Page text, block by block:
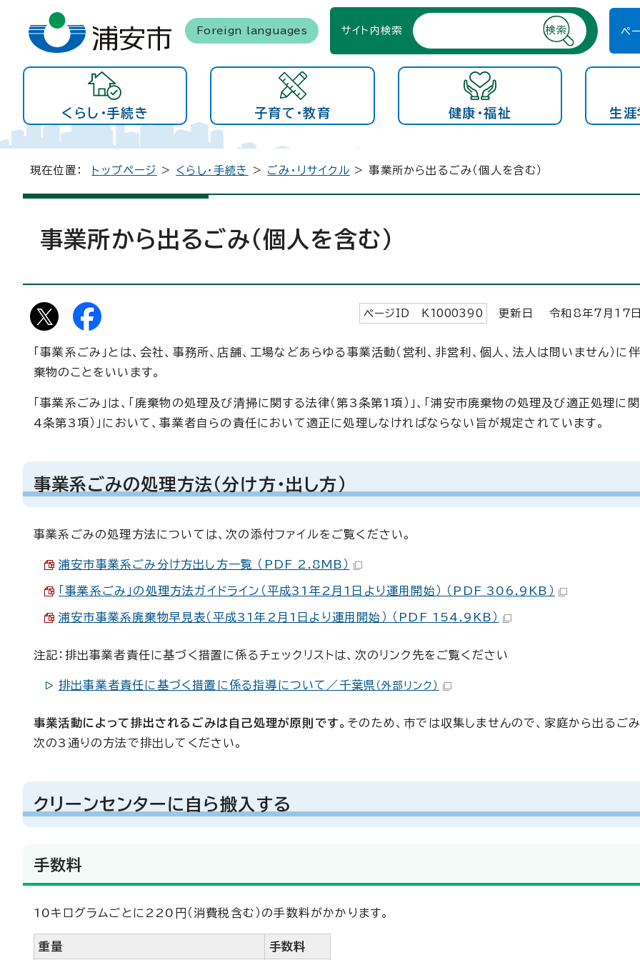
Foreign languages サイト内検索 ペ
くらし・手続き 子育て・教育 健康・福祉 生涯
現在位置： トップページ > くらし・手続き > ごみ・リサイクル > 事業所から出るごみ（個人を含む）
事業所から出るごみ（個人を含む）
ページID K 1000390 更新日 令和8年7月 17
「事業系ごみ」とは、会社、事務所、店舗、工場などあらゆる事業活動（営利、非営利、個人、法人は問いません）に
棄物のことをいいます。
「事業系ごみ」は、「廃棄物の処理及び清掃に関する法律（第3条第1項）」、「浦安市廃棄物の処理及び適正処理に
4条第3項）」において、事業者自らの責任において適正に処理しなければならない旨が規定されています。
事業系ごみの処理方法（分け方・出し方）
事業系ごみの処理方法については、次の添付ファイルをご覧ください。
浦安市事業系ごみ分け方出し方一覧 （PDF 2.8MB）
「事業系ごみ」の処理方法ガイドライン（平成31年2月1日より運用開始） （PDF 306.9KB）
浦安市事業系廃棄物早見表（平成31年2月1日より運用開始） （PDF 154.9KB）
注記：排出事業者責任に基づく措置に係るチェックリストは、次のリンク先をご覧ください
排出事業者責任に基づく措置に係る指導について／千葉県 （外部リンク）
事業活動によって排出されるごみは自己処理が原則です。 そのため、市では収集しませんので、家庭から出るご
次の3通りの方法で排出してください。
クリーンセンターに自ら搬入する
手数料
10キログラムごとに220円（消費税含む）の手数料がかかります。
重量 手数料